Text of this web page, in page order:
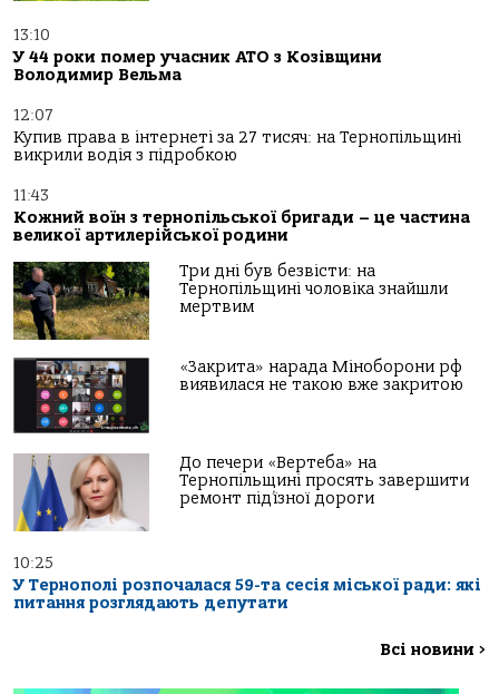
13:10
У 44 роки помер учасник АТО з Козівщини
Володимир Вельма
12:07
Купив права в інтернеті за 27 тисяч: на Тернопільщині
викрили водія з підробкою
11:43
Кожний воїн з тернопільської бригади – це частина
великої артилерійської родини
Три дні був безвісти: на
Тернопільщині чоловіка знайшли
мертвим
«Закрита» нарада Міноборони рф
виявилася не такою вже закритою
До печери «Вертеба» на
Тернопільщині просять завершити
ремонт під’їзної дороги
10:25
У Тернополі розпочалася 59-та сесія міської ради: які
питання розглядають депутати
Всі новини >